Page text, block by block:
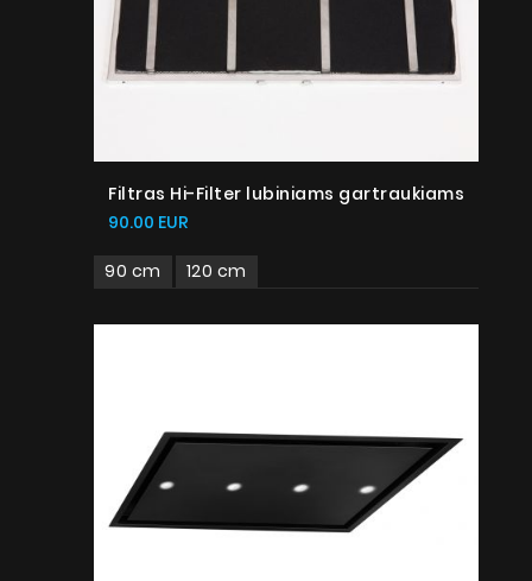
Filtras Hi-Filter lubiniams gartraukiams
90.00 EUR
90 cm 120 cm